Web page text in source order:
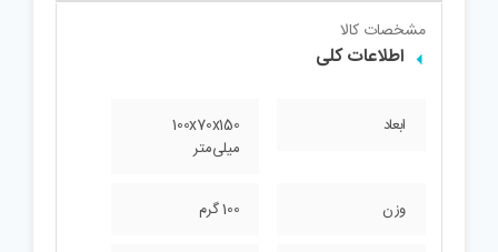
مشخصات کالا
اطلاعات کلی
ابعاد
100x70x150
میلی‌متر
وزن 100 گرم